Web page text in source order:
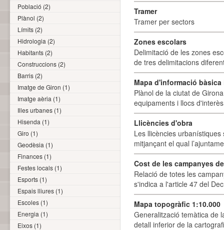
Tramer
Tramer per sectors
Zones escolars
Delimitació de les zones
de tres delimitacions
Mapa d'informació
Plànol de la ciutat de
equipaments i llocs
Llicències d'obra
Les llicències
mitjançant el qual
Cost de les campanyes
Relació de totes les
s'indica a l'article 47 del
Mapa topogràfic 1:10.000
Generalització temàtica de
detall inferior de la
Població (2)
Plànol (2)
Límits (2)
Hidrologia (2)
Habitants (2)
Construccions (2)
Barris (2)
Imatge de Giron (1)
Imatge aèria (1)
Illes urbanes (1)
Hisenda (1)
Giro (1)
Geodèsia (1)
Finances (1)
Festes locals (1)
Esports (1)
Espais lliures (1)
Escoles (1)
Energia (1)
Eixos (1)